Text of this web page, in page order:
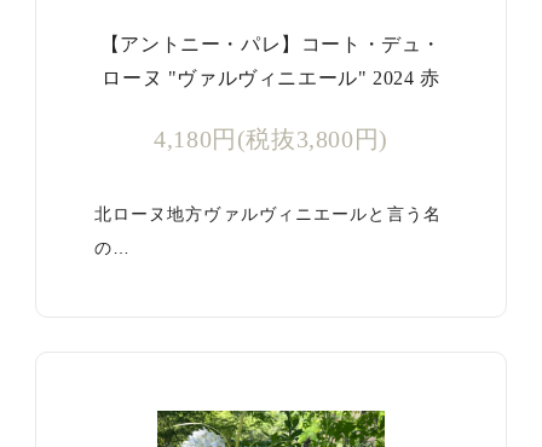
【アントニー・パレ】コート・デュ・
ローヌ "ヴァルヴィニエール" 2024 赤
4,180円(税抜3,800円)
北ローヌ地方ヴァルヴィニエールと言う名
の…